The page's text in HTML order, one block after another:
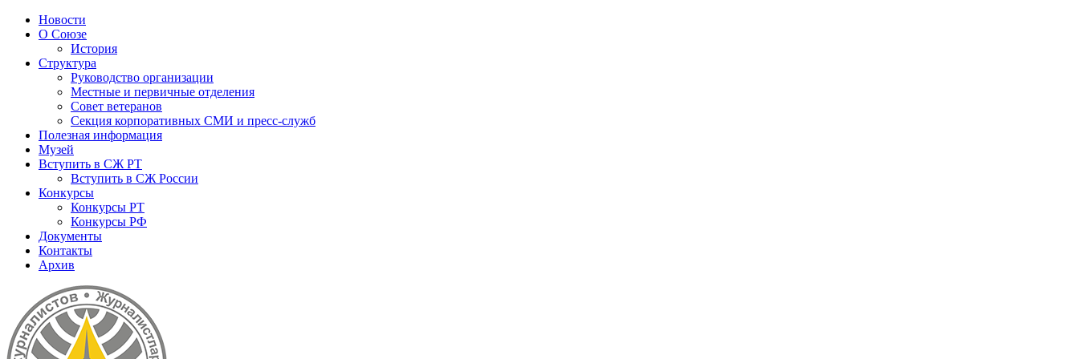
Новости
О Союзе
История
Структура
Руководство организации
Местные и первичные отделения
Совет ветеранов
Секция корпоративных СМИ и пресс-служб
Полезная информация
Музей
Вступить в СЖ РТ
Вступить в СЖ России
Конкурсы
Конкурсы РТ
Конкурсы РФ
Документы
Контакты
Архив